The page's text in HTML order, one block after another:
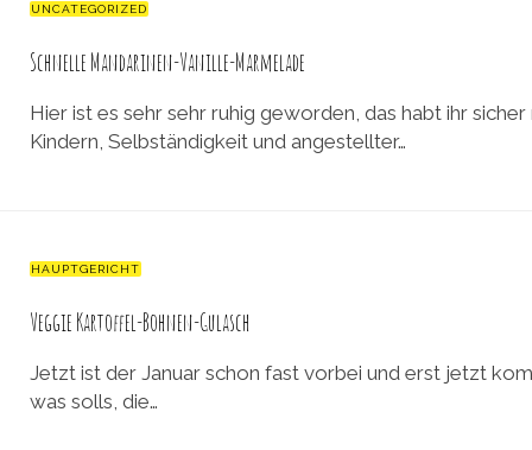
UNCATEGORIZED
Schnelle Mandarinen-Vanille-Marmelade
Hier ist es sehr sehr ruhig geworden, das habt ihr
Kindern, Selbständigkeit und angestellter…
HAUPTGERICHT
Veggie Kartoffel-Bohnen-Gulasch
Jetzt ist der Januar schon fast vorbei und erst jetzt
was solls, die…